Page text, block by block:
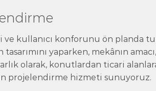
kullanıcı konforunu ön planda
yaparken, mekânın amacı,
olarak, konutlardan ticari
projelendirme hizmeti sunuyoruz.